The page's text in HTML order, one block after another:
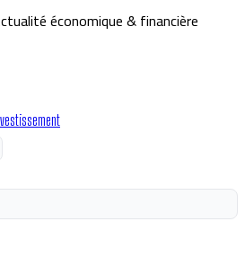
économique & financière